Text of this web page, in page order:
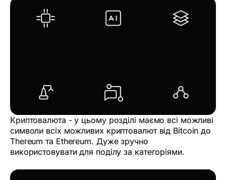
Криптовалюта - у цьому розділі маємо всі можливі
символи всіх можливих криптовалют від Bitcoin до
Thereum та Ethereum. Дуже зручно
використовувати для поділу за категоріями.